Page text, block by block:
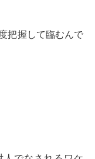
把握して臨むんで